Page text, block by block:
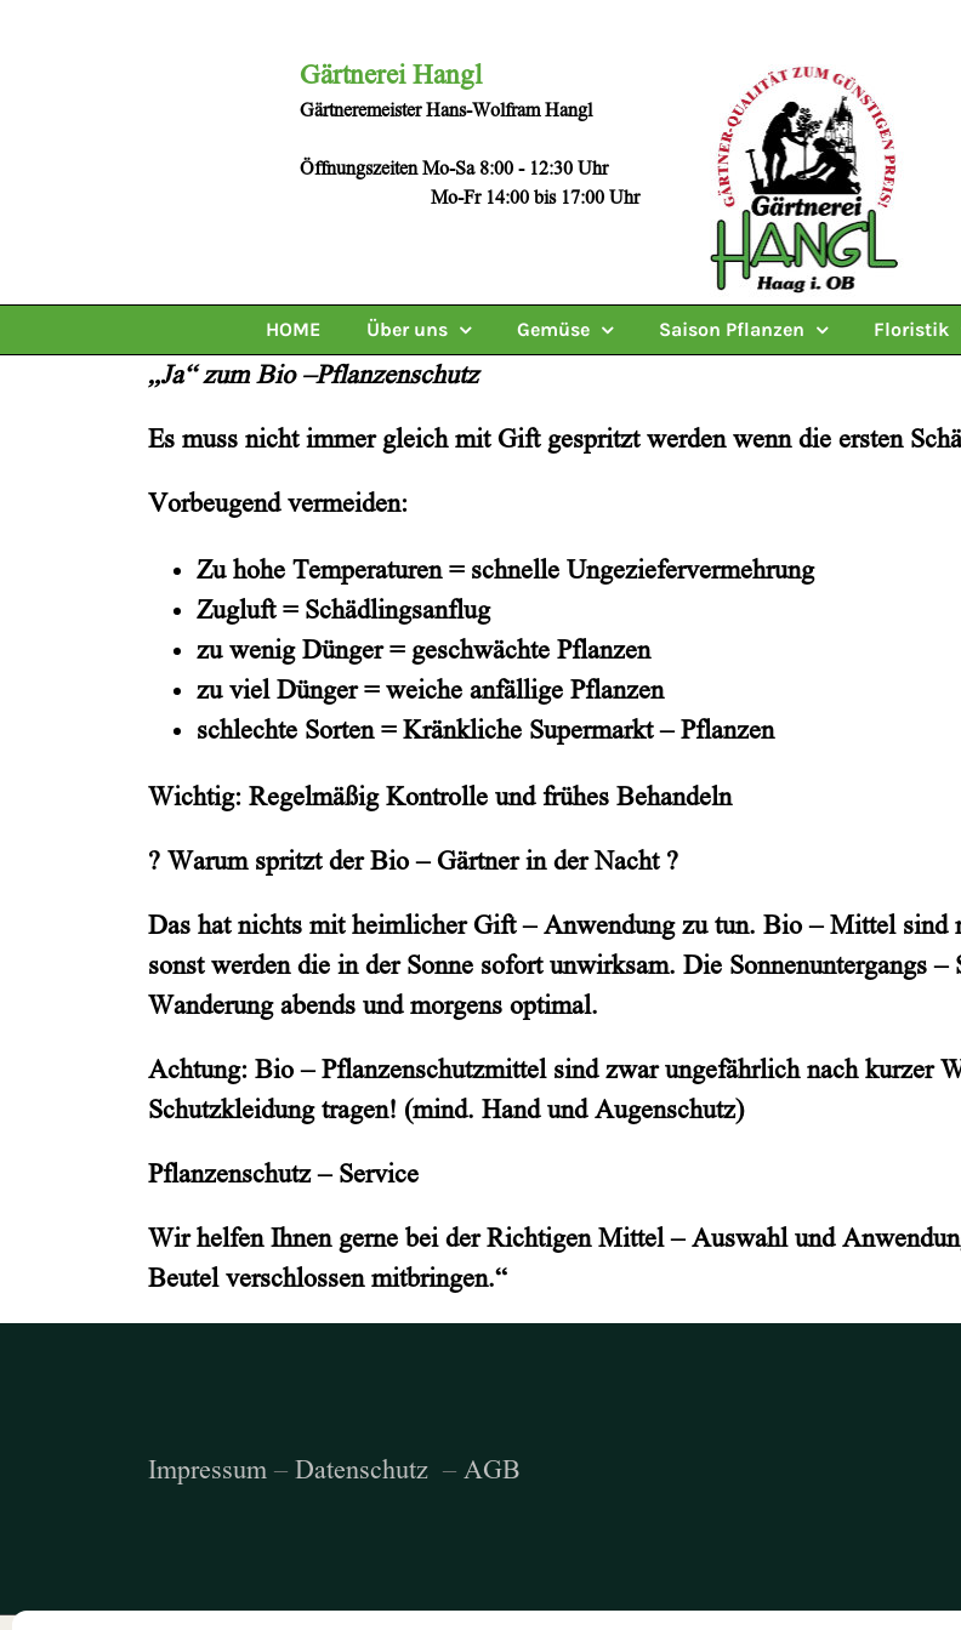
Gärtnerei Hangl
Gärtneremeister Hans-Wolfram Hangl
Öffnungszeiten Mo-Sa 8:00 - 12:30 Uhr
Mo-Fr 14:00 bis 17:00 Uhr
HOME Über uns Gemüse Saison Pflanzen Floristik
„Ja“ zum Bio –Pflanzenschutz
Es muss nicht immer gleich mit Gift gespritzt werden wenn die ersten
Vorbeugend vermeiden:
Zu hohe Temperaturen = schnelle Ungeziefervermehrung
Zugluft = Schädlingsanflug
zu wenig Dünger = geschwächte Pflanzen
zu viel Dünger = weiche anfällige Pflanzen
schlechte Sorten = Kränkliche Supermarkt – Pflanzen
Wichtig: Regelmäßig Kontrolle und frühes Behandeln
? Warum spritzt der Bio – Gärtner in der Nacht ?
Das hat nichts mit heimlicher Gift – Anwendung zu tun. Bio – Mittel sind
sonst werden die in der Sonne sofort unwirksam. Die Sonnenuntergangs
Wanderung abends und morgens optimal.
Achtung: Bio – Pflanzenschutzmittel sind zwar ungefährlich nach kurzer
Schutzkleidung tragen! (mind. Hand und Augenschutz)
Pflanzenschutz – Service
Wir helfen Ihnen gerne bei der Richtigen Mittel – Auswahl und
Beutel verschlossen mitbringen.“
Impressum – Datenschutz – AGB